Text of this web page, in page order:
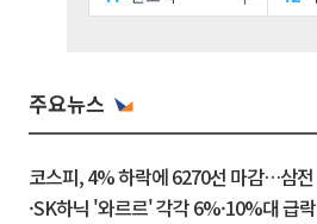
주요뉴스
코스피, 4% 하락에 6270선 마감…삼전
·SK하닉 '와르르' 각각 6%·10%대 급락